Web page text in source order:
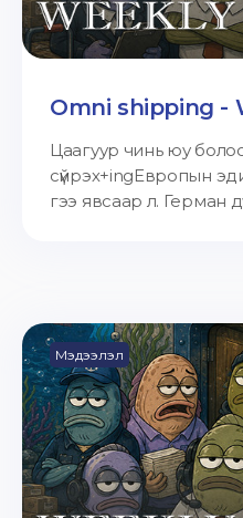
Omni shipping -
Цаагуур чинь юу
сүйрэх+ingЕвропын
гээ явсаар л. Герман
Мэдээлэл